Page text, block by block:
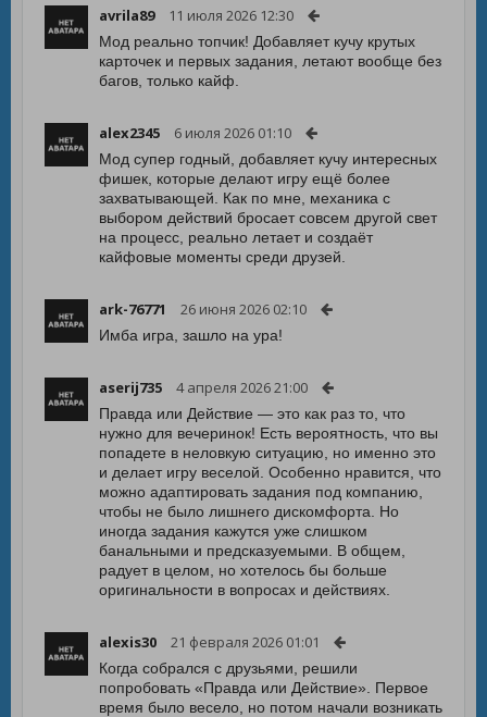
avrila89 11 июля 2026 12:30
Мод реально топчик! Добавляет кучу крутых
карточек и первых задания, летают вообще без
багов, только кайф.
alex2345 6 июля 2026 01:10
Мод супер годный, добавляет кучу интересных
фишек, которые делают игру ещё более
захватывающей. Как по мне, механика с
выбором действий бросает совсем другой свет
на процесс, реально летает и создаёт
кайфовые моменты среди друзей.
ark-76771 26 июня 2026 02:10
Имба игра, зашло на ура!
aserij735 4 апреля 2026 21:00
Правда или Действие — это как раз то, что
нужно для вечеринок! Есть вероятность, что вы
попадете в неловкую ситуацию, но именно это
и делает игру веселой. Особенно нравится, что
можно адаптировать задания под компанию,
чтобы не было лишнего дискомфорта. Но
иногда задания кажутся уже слишком
банальными и предсказуемыми. В общем,
радует в целом, но хотелось бы больше
оригинальности в вопросах и действиях.
alexis30 21 февраля 2026 01:01
Когда собрался с друзьями, решили
попробовать «Правда или Действие». Первое
время было весело, но потом начали возникать